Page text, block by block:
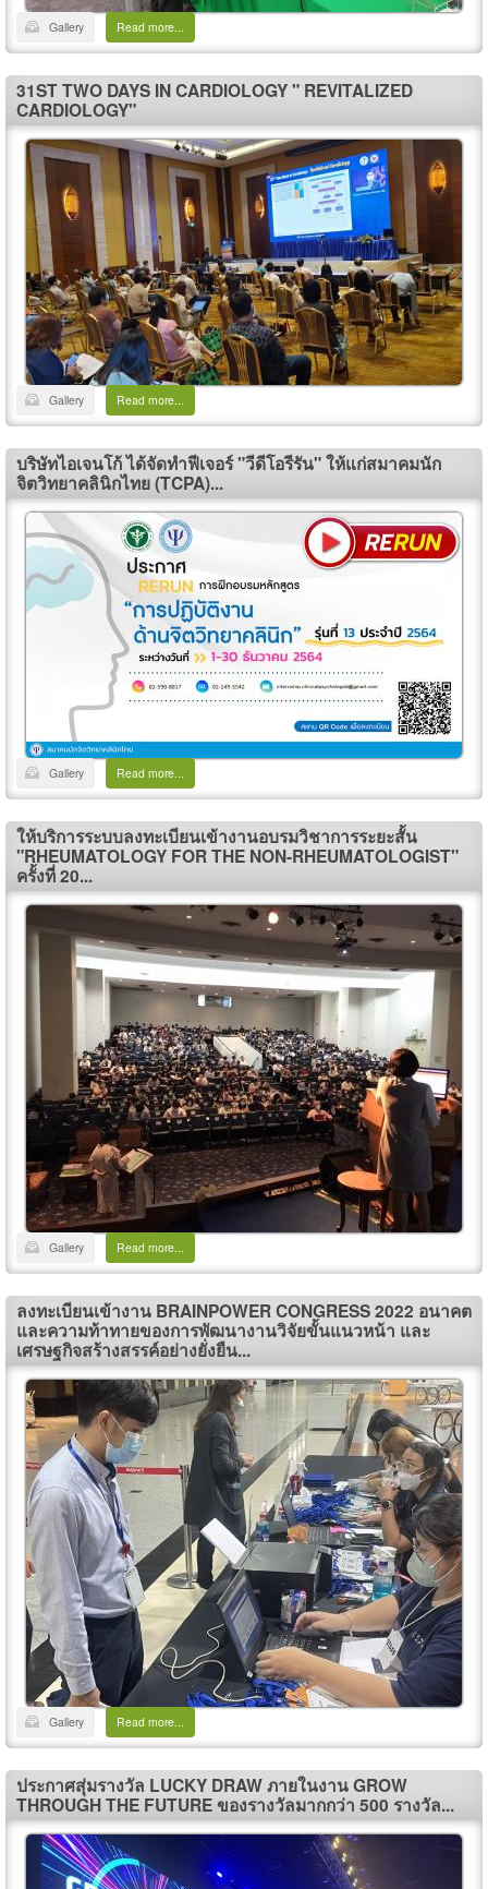
Gallery Read more...
31ST TWO DAYS IN CARDIOLOGY " REVITALIZED
CARDIOLOGY"
Gallery Read more...
บริษัทไอเจนโก้ ได้จัดทำฟีเจอร์ "วีดีโอรีรัน" ให้แก่สมาคมนัก
จิตวิทยาคลินิกไทย (TCPA)...
Gallery Read more...
ให้บริการระบบลงทะเบียนเข้างานอบรมวิชาการระยะสั้น
"RHEUMATOLOGY FOR THE NON-RHEUMATOLOGIST"
ครั้งที่ 20...
Gallery Read more...
ลงทะเบียนเข้างาน BRAINPOWER CONGRESS 2022 อนาคต
และความท้าทายของการพัฒนางานวิจัยขั้นแนวหน้า และ
เศรษฐกิจสร้างสรรค์อย่างยั่งยืน...
Gallery Read more...
ประกาศสุ่มรางวัล LUCKY DRAW ภายในงาน GROW
THROUGH THE FUTURE ของรางวัลมากกว่า 500 รางวัล...